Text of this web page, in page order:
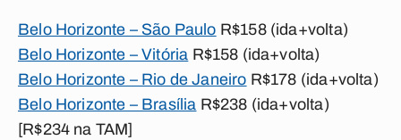
Belo Horizonte – São Paulo R$158 (ida+volta)
Belo Horizonte – Vitória R$158 (ida+volta)
Belo Horizonte – Rio de Janeiro R$178 (ida+volta)
Belo Horizonte – Brasília R$238 (ida+volta)
[R$234 na TAM]